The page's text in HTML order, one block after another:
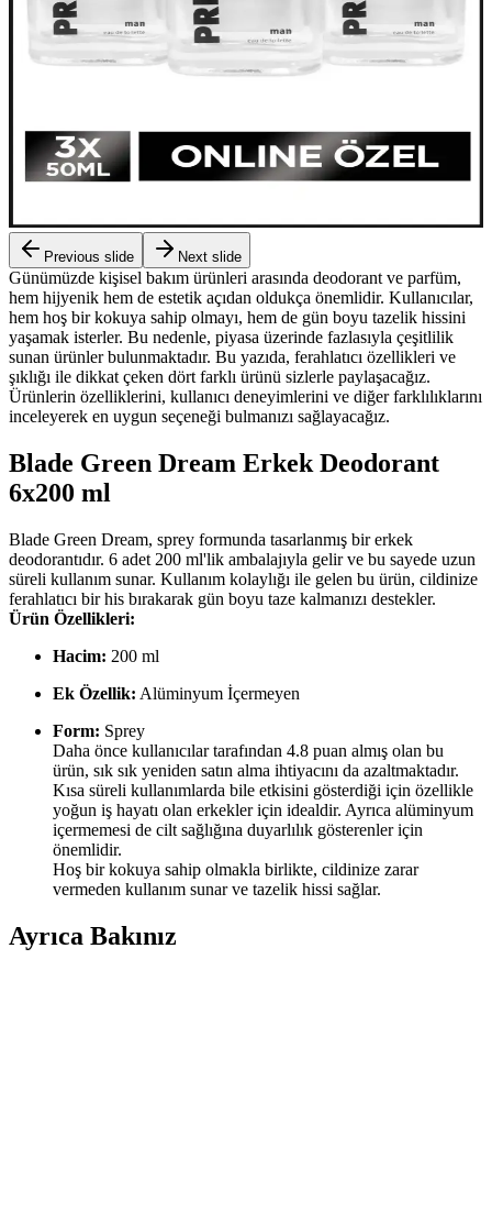
Previous slide Next slide
Günümüzde kişisel bakım ürünleri arasında deodorant ve parfüm,
hem hijyenik hem de estetik açıdan oldukça önemlidir. Kullanıcılar,
hem hoş bir kokuya sahip olmayı, hem de gün boyu tazelik hissini
yaşamak isterler. Bu nedenle, piyasa üzerinde fazlasıyla çeşitlilik
sunan ürünler bulunmaktadır. Bu yazıda, ferahlatıcı özellikleri ve
şıklığı ile dikkat çeken dört farklı ürünü sizlerle paylaşacağız.
Ürünlerin özelliklerini, kullanıcı deneyimlerini ve diğer farklılıklarını
inceleyerek en uygun seçeneği bulmanızı sağlayacağız.
Blade Green Dream Erkek Deodorant
6x200 ml
Blade Green Dream, sprey formunda tasarlanmış bir erkek
deodorantıdır. 6 adet 200 ml'lik ambalajıyla gelir ve bu sayede uzun
süreli kullanım sunar. Kullanım kolaylığı ile gelen bu ürün, cildinize
ferahlatıcı bir his bırakarak gün boyu taze kalmanızı destekler.
Ürün Özellikleri:
Hacim: 200 ml
Ek Özellik: Alüminyum İçermeyen
Form: Sprey
Daha önce kullanıcılar tarafından 4.8 puan almış olan bu
ürün, sık sık yeniden satın alma ihtiyacını da azaltmaktadır.
Kısa süreli kullanımlarda bile etkisini gösterdiği için özellikle
yoğun iş hayatı olan erkekler için idealdir. Ayrıca alüminyum
içermemesi de cilt sağlığına duyarlılık gösterenler için
önemlidir.
Hoş bir kokuya sahip olmakla birlikte, cildinize zarar
vermeden kullanım sunar ve tazelik hissi sağlar.
Ayrıca Bakınız